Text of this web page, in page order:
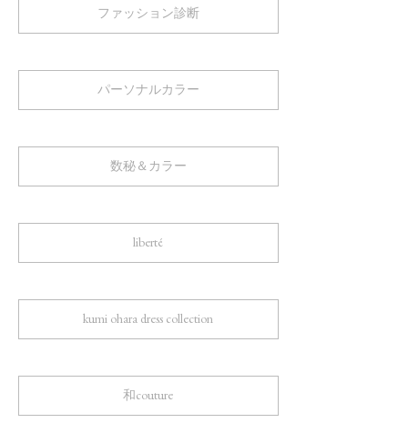
ファッション診断
パーソナルカラー
数秘＆カラー
liberté
kumi ohara dress collection
和couture